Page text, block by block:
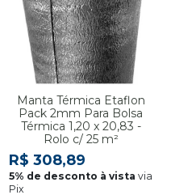
Manta Térmica Etaflon
Pack 2mm Para Bolsa
Térmica 1,20 x 20,83 -
Rolo c/ 25 m²
R$ 308,89
via
Pix